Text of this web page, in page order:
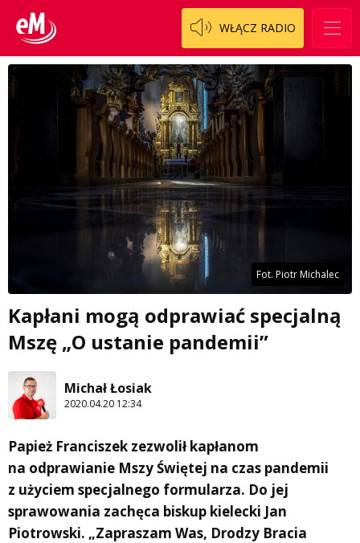
WŁĄCZ RADIO
Fot. Piotr Michalec
Kapłani mogą odprawiać specjalną
Mszę „O ustanie pandemii”
Michał Łosiak
2020.04.20 12:34
Papież Franciszek zezwolił kapłanom
na odprawianie Mszy Świętej na czas pandemii
z użyciem specjalnego formularza. Do jej
sprawowania zachęca biskup kielecki Jan
Piotrowski. „Zapraszam Was, Drodzy Bracia